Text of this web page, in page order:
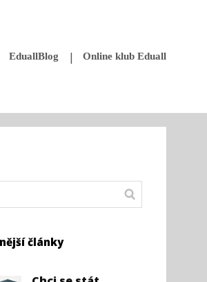
EduallBlog Online klub Eduall
články